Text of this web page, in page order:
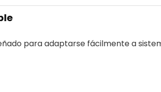
para adaptarse fácilmente a